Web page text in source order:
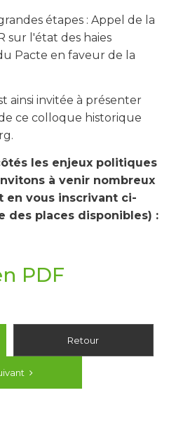
étapes : Appel de la
sur l'état des haies
Pacte en faveur de la
ainsi invitée à présenter
ce colloque historique
les enjeux politiques
à venir nombreux
en vous inscrivant ci-
des places disponibles) :
PDF
Retour
Suivant